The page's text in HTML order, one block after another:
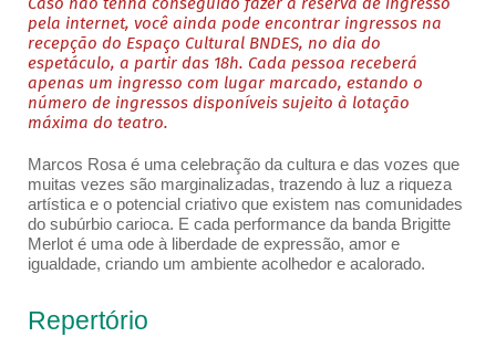
pela internet, você ainda pode encontrar ingressos na
recepção do Espaço Cultural BNDES, no dia do
espetáculo, a partir das 18h. Cada pessoa receberá
apenas um ingresso com lugar marcado, estando o
número de ingressos disponíveis sujeito à lotação
máxima do teatro.
Marcos Rosa é uma celebração da cultura e das vozes que
muitas vezes são marginalizadas, trazendo à luz a riqueza
artística e o potencial criativo que existem nas comunidades
do subúrbio carioca. E cada performance da banda Brigitte
Merlot é uma ode à liberdade de expressão, amor e
igualdade, criando um ambiente acolhedor e acalorado.
Repertório